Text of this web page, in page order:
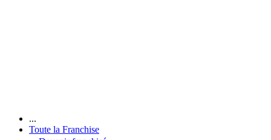
...
Toute la Franchise